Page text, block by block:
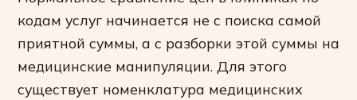
кодам услуг начинается не с поиска самой
приятной суммы, а с разборки этой суммы на
медицинские манипуляции. Для этого
существует номенклатура медицинских